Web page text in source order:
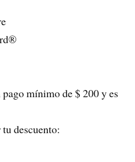
mínimo de $ 200 y es
descuento: